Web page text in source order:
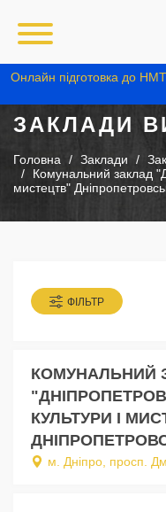
Онлайн підготовка до
ЗАКЛАДИ
Головна Заклади
Комунальний заклад
мистецтв"
ФІЛЬТР
КОМУНАЛЬНИЙ
КУЛЬТУРИ І
м. Дніпро, просп.